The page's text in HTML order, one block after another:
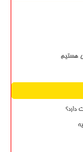
هستیم
دارد؟